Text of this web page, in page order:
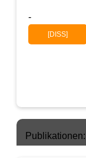
-
[DISS]
Publikationen: